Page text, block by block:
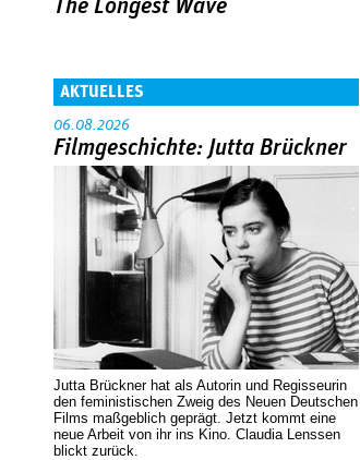
The Longest Wave
AKTUELLES
06.08.2026
Filmgeschichte: Jutta Brückner
Jutta Brückner hat als Autorin und Regisseurin
den feministischen Zweig des Neuen Deutschen
Films maßgeblich geprägt. Jetzt kommt eine
neue Arbeit von ihr ins Kino. Claudia Lenssen
blickt zurück.